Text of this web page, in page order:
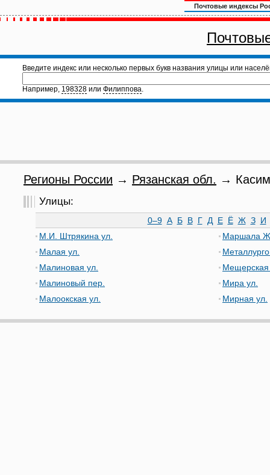
Почтовые индексы
Введите индекс или несколько первых букв названия улицы или
Например, 198328 или Филиппова.
Регионы России → Рязанская обл. →
Улицы:
0–9 А Б В Г Д Е Ё Ж З И
М.И. Штрякина ул.
Малая ул.
Малиновая ул.
Малиновый пер.
Малоокская ул.
Маршала
Мещерская
Мира ул.
Мирная ул.